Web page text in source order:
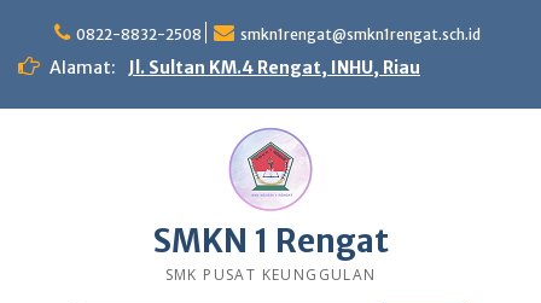
content
0822-8832-2508 smkn1rengat@smkn1rengat.sch.id
Alamat: Jl. Sultan KM.4 Rengat, INHU, Riau
SMKN 1 Rengat
SMK PUSAT KEUNGGULAN